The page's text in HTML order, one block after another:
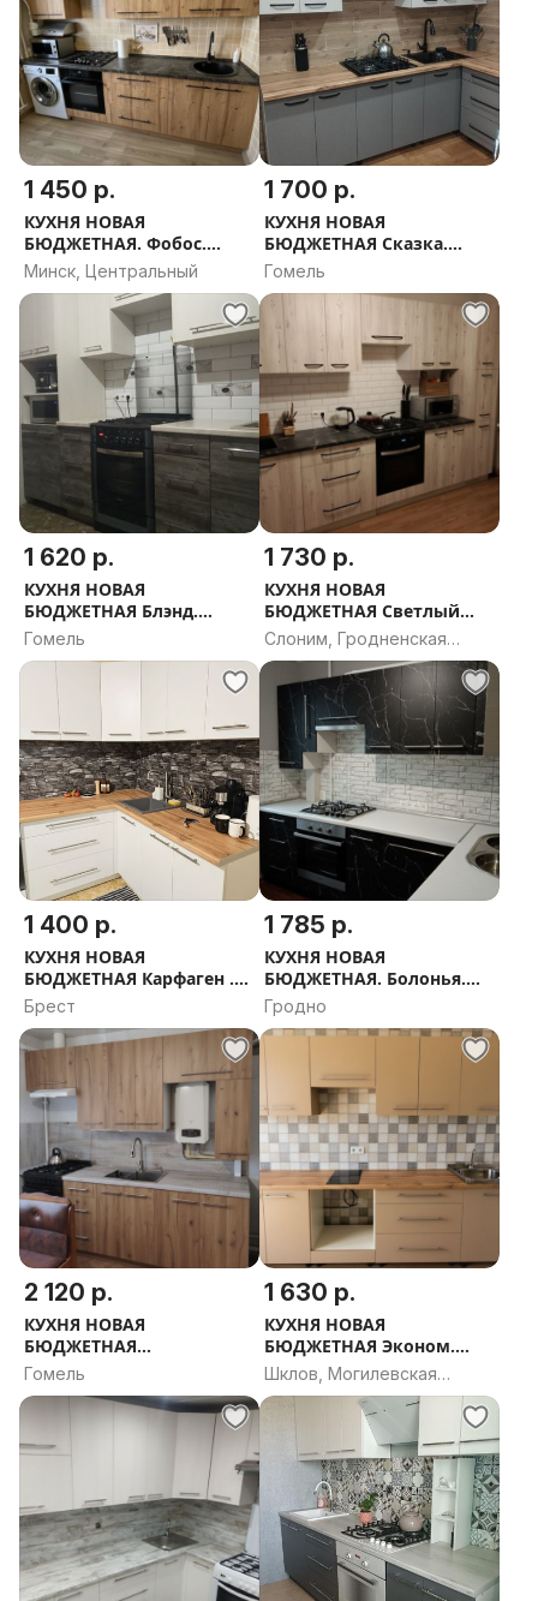
1 450 р.
КУХНЯ НОВАЯ
БЮДЖЕТНАЯ. Фобос.
РАССРОЧКА, ДОСТАВКА,
ПРОЕКТ В ПОДАРОК
Минск, Центральный
1 700 р.
КУХНЯ НОВАЯ
БЮДЖЕТНАЯ Сказка.
РАССРОЧКА, ДОСТАВКА,
Гомель
1 620 р.
КУХНЯ НОВАЯ
БЮДЖЕТНАЯ Блэнд.
РАССРОЧКА, ДОСТАВКА,
Гомель
1 730 р.
КУХНЯ НОВАЯ
БЮДЖЕТНАЯ Светлый
Бриз. РАССРОЧКА,
ДОСТАВКА, ПРОЕКТ В
ПОДАРОК
Слоним, Гродненская
область
1 400 р.
КУХНЯ НОВАЯ
БЮДЖЕТНАЯ Карфаген .
РАССРОЧКА, ДОСТАВКА,
ПРОЕКТ В ПОДАРОК
Брест
1 785 р.
КУХНЯ НОВАЯ
БЮДЖЕТНАЯ. Болонья.
РАССРОЧКА, ДОСТАВКА,
ПРОЕКТ В ПОДАРОК
Гродно
2 120 р.
КУХНЯ НОВАЯ
БЮДЖЕТНАЯ
Вдохновение.
ПРОЕКТ В ПОДАРОК
Гомель
1 630 р.
КУХНЯ НОВАЯ
БЮДЖЕТНАЯ Эконом.
РАССРОЧКА, ДОСТАВКА,
ПРОЕКТ В ПОДАРОК
Шклов, Могилевская
область